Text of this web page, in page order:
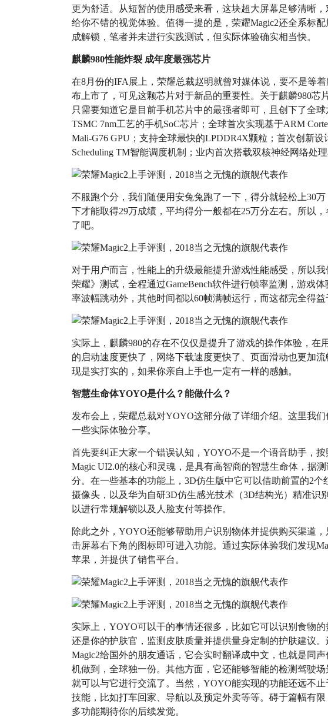
更为舒适。从短暂的使用感受来看，这块超大屏幕足够清晰
给你不错的视觉体验。值得一提的是，荣耀Magic2还全系标
成解锁，笔者并未进行实践测试，但实际体验确实相当快。
麒麟980性能炸裂 成年度最强芯片
在8月份的IFA展上，荣耀总裁赵明就曾对媒体说，要不是等
布上市了，可见这颗芯片对于新品的重要性。关于麒麟980芯
只需要知道它是目前手机芯片中的最强者即可，且创下了全
TSMC 7nm工艺的手机SoC芯片；全球首次实现基于ARM
Mali-G76 GPU；支持全球最快的LPDDR4X颗粒；首次创新
Scheduling TM智能调度机制；业内首次搭载双核神经网络处理
不服跑个分，我们随便用安兔兔跑了一下，得分就轻松上30
下才能取得29万成绩，平均得分一般都在25万分左右。所以
了吧。
对于用户而言，性能上的升级最能提升游戏性能感受，所以
荣耀》测试，全程通过GameBench软件进行帧率监测，游戏
率波幅跳动外，其他时间都以60帧满帧运行，而这都完全得益
实际上，麒麟980的存在不仅仅是提升了游戏的操作体验，在
的启动速度更快了，网络下载速度更快了、页面滑动也更加
现是实打实的，如果你亲自上手也一定有一样的感触。
智慧生命体YOYO是什么？能做什么？
发布会上，荣耀总裁对YOYO这部分做了详细介绍。这里我
一些实际体验分享。
首先要纠正大家一个错误认知，YOYO不是一个语音助手，
Magic UI2.0的核心和灵魂，是具有高智商的智慧生命体，据
分。在一些基本的功能上，3D仿生版中它可以借助前置的2个
摄像头，以及华为自研3D仿生感光技术（3D结构光）精准识
以进行常规解锁以及人脸支付等操作。
除此之外，YOYO还能够帮助用户识别物体并提供购买渠道
击屏幕右下角的图标即可进入功能。通过实际体验我们发现
苹果，并提供了销售平台。
实际上，YOYO可以干的事情还很多，比如它可以识别食物
还是你的护肤官，监测皮肤质量并提供量身定制的护肤建议
Magic2给国外的朋友通话，它会实时翻译成中文，也就是同
机做到，全球独一份。其他方面，它还能够智能的检测驾驶
就可以与它进行交流了。当然，YOYO能实现的功能还远不
技能，比如打车回家、导航以及预定外卖等等。碍于篇幅有
多功能期待你的后续发觉。